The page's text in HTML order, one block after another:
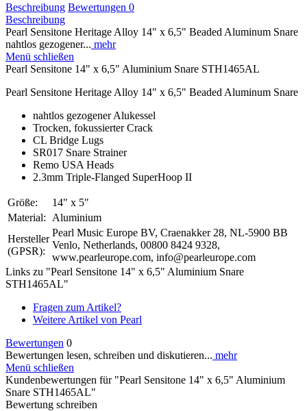
Beschreibung Bewertungen 0
Beschreibung
Pearl Sensitone Heritage Alloy 14" x 6,5" Beaded Aluminum Snare
nahtlos gezogener... mehr
Menü schließen
Pearl Sensitone 14" x 6,5" Aluminium Snare STH1465AL
Pearl Sensitone Heritage Alloy 14" x 6,5" Beaded Aluminum Snare
nahtlos gezogener Alukessel
Trocken, fokussierter Crack
CL Bridge Lugs
SR017 Snare Strainer
Remo USA Heads
2.3mm Triple-Flanged SuperHoop II
Größe:
14" x 5"
Material:
Aluminium
Hersteller
(GPSR):
Pearl Music Europe BV, Craenakker 28, NL-5900 BB
Venlo, Netherlands, 00800 8424 9328,
www.pearleurope.com, info@pearleurope.com
Links zu "Pearl Sensitone 14" x 6,5" Aluminium Snare
STH1465AL"
Fragen zum Artikel?
Weitere Artikel von Pearl
Bewertungen 0
Bewertungen lesen, schreiben und diskutieren... mehr
Menü schließen
Kundenbewertungen für "Pearl Sensitone 14" x 6,5" Aluminium
Snare STH1465AL"
Bewertung schreiben